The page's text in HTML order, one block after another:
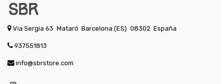
Via Sergia 63 Mataró Barcelona (ES) 08302 España
937551813
info@sbrstore.com